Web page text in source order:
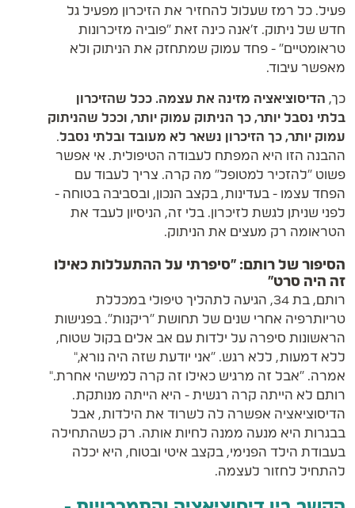
פעיל. כל רמז שעלול להחזיר את הזיכרון מפעיל גל
חדש של ניתוק. ז'אנה כינה זאת "פוביה מזיכרונות
טראומטיים" - פחד עמוק שמתחזק את הניתוק ולא
מאפשר עיבוד.
כך, הדיסוציאציה מזינה את עצמה. ככל שהזיכרון
בלתי נסבל יותר, כך הניתוק עמוק יותר, וככל שהניתוק
עמוק יותר, כך הזיכרון נשאר לא מעובד ובלתי נסבל.
ההבנה הזו היא המפתח לעבודה הטיפולית. אי אפשר
פשוט "להזכיר למטופל" מה קרה. צריך לעבוד עם
הפחד עצמו - בעדינות, בקצב הנכון, ובסביבה בטוחה -
לפני שניתן לגשת לזיכרון. בלי זה, הניסיון לעבד את
הטראומה רק מעצים את הניתוק.
הסיפור של רותם: "סיפרתי על ההתעללות כאילו
זה היה סרט"
רותם, בת 34, הגיעה לתהליך טיפולי במכללת
טריותרפיה אחרי שנים של תחושת "ריקנות". בפגישות
הראשונות סיפרה על ילדות עם אב אלים בקול שטוח,
ללא דמעות, ללא רגש. "אני יודעת שזה היה נורא,"
אמרה. "אבל זה מרגיש כאילו זה קרה למישהי אחרת."
רותם לא הייתה קרה רגשית - היא הייתה מנותקת.
הדיסוציאציה אפשרה לה לשרוד את הילדות, אבל
בבגרות היא מנעה ממנה לחיות אותה. רק כשהתחילה
בעבודת הילד הפנימי, בקצב איטי ובטוח, היא יכלה
להתחיל לחזור לעצמה.